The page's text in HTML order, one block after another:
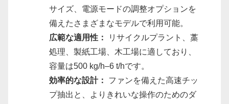
サイズ、電源モードの調整オプションを
備えたさまざまなモデルで利用可能。
広範な適用性：
リサイクルプラント、藁
処理、製紙工場、木工場に適しており、
容量は500 kg/h–6 t/hです。
効率的な設計：
ファンを備えた高速チッ
プ抽出と、よりきれいな操作のためのダ